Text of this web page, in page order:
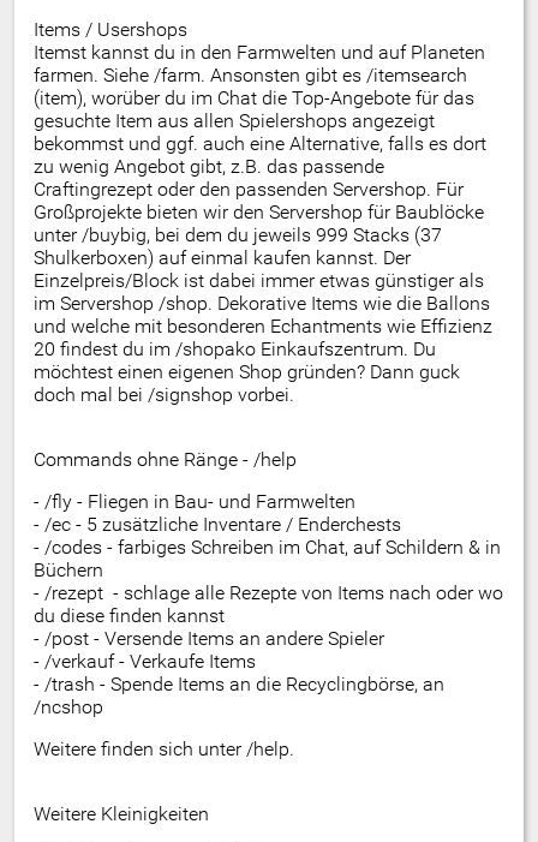
Items / Usershops
Itemst kannst du in den Farmwelten und auf Planeten
farmen. Siehe /farm. Ansonsten gibt es /itemsearch
(item), worüber du im Chat die Top-Angebote für das
gesuchte Item aus allen Spielershops angezeigt
bekommst und ggf. auch eine Alternative, falls es dort
zu wenig Angebot gibt, z.B. das passende
Craftingrezept oder den passenden Servershop. Für
Großprojekte bieten wir den Servershop für Baublöcke
unter /buybig, bei dem du jeweils 999 Stacks (37
Shulkerboxen) auf einmal kaufen kannst. Der
Einzelpreis/Block ist dabei immer etwas günstiger als
im Servershop /shop. Dekorative Items wie die Ballons
und welche mit besonderen Echantments wie Effizienz
20 findest du im /shopako Einkaufszentrum. Du
möchtest einen eigenen Shop gründen? Dann guck
doch mal bei /signshop vorbei.
Commands ohne Ränge - /help
- /fly - Fliegen in Bau- und Farmwelten
- /ec - 5 zusätzliche Inventare / Enderchests
- /codes - farbiges Schreiben im Chat, auf Schildern & in
Büchern
- /rezept - schlage alle Rezepte von Items nach oder wo
du diese finden kannst
- /post - Versende Items an andere Spieler
- /verkauf - Verkaufe Items
- /trash - Spende Items an die Recyclingbörse, an
/ncshop
Weitere finden sich unter /help.
Weitere Kleinigkeiten